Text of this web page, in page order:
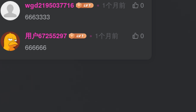
抖音千万级别粉丝【你的欲梦】直播真空露点视频 唐嫣早期写真视频接近1小时高清无水印
wgd2195037716 1个月前
0
6663333
用户67255297 1个月前
0
666666